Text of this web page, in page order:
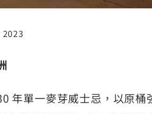
年單一麥芽威士忌，以原桶